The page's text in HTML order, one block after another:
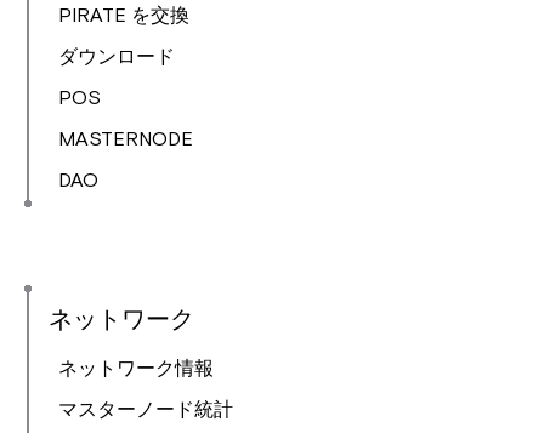
PIRATE を交換
ダウンロード
POS
MASTERNODE
DAO
ネットワーク
ネットワーク情報
マスターノード統計